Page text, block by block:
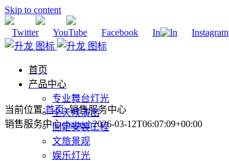
Skip to content
Twitter YouTube Facebook In Instagram
首页
产品中心
专业舞台灯光
全天候演出
固定安装工程
文旅景观
娱乐灯光
当前位置:首页>销售服务中心
销售服务中心ehaitech2026-03-12T06:07:09+00:00